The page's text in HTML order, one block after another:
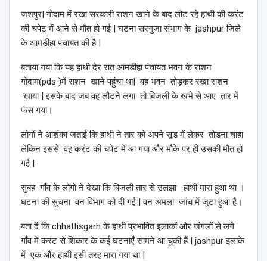
जशपुर| गोदाम में रखा सरकारी राशन खाने के बाद लौट रहे हाथी की करंट
की चपेट में आने से मौत हो गई | घटना सरगुजा संभाग के jashpur जिले
के आमडीहा पंचायत की है |
बताया गया कि यह हाथी देर रात आमडीहा पंचायत भवन के राशन
गोदाम(pds )में राशन खाने पहुंचा था| वह भवन तोड़कर रखा राशन
खाया | इसके बाद जब वह लौटने लगा तो बिजली के खभे से आए तार में
फंस गया।
लोगों ने आशंका जताई कि हाथी ने तार को अपने सूड में लेकर तोडना चाहा
लेकिन इससे वह करंट की चपेट में आ गया और मौके पर ही उसकी मौत हो
गई |
सुबह गाँव के लोगों ने देखा कि बिजली तार से उलझा हाथी मारा हुआ था ।
घटना की सुचना वन विभाग को दी गई | वन अमला जांच में जुटा हुआ है।
बता दें कि chhattisgarh के हाथी प्रभावित इलाकों और जंगलों से लगे
गाँव में करंट से शिकार के कई घटनाएँ सामने आ चुकी हैं | jashpur इलाके
में एक और हाथी इसी तरह मारा गया था |